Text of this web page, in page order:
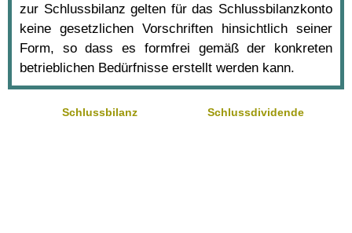
zur Schlussbilanz gelten für das Schlussbilanzkonto
keine gesetzlichen Vorschriften hinsichtlich seiner
Form, so dass es formfrei gemäß der konkreten
betrieblichen Bedürfnisse erstellt werden kann.
Schlussbilanz Schlussdividende